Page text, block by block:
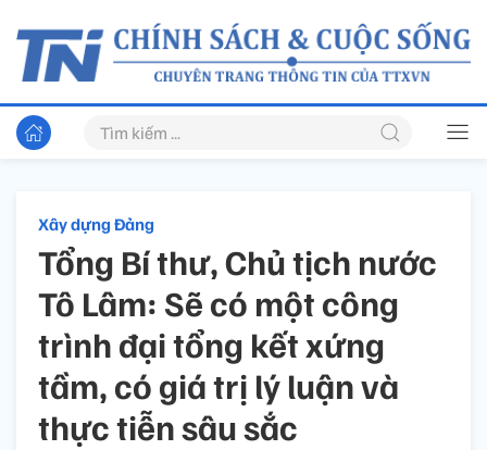
Xây dựng Đảng
Tổng Bí thư, Chủ tịch nước
Tô Lâm: Sẽ có một công
trình đại tổng kết xứng
tầm, có giá trị lý luận và
thực tiễn sâu sắc